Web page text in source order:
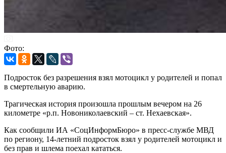
Фото:
Подросток без разрешения взял мотоцикл у родителей и попал
в смертельную аварию.
Трагическая история произошла прошлым вечером на 26
километре «р.п. Новониколаевский – ст. Нехаевская».
Как сообщили ИА «СоцИнформБюро» в пресс-службе МВД
по региону, 14-летний подросток взял у родителей мотоцикл и
без прав и шлема поехал кататься.